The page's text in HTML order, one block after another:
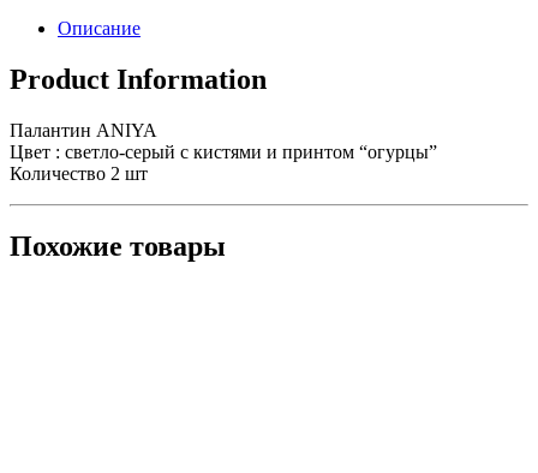
Описание
Product Information
Палантин ANIYA
Цвет : светло-серый с кистями и принтом “огурцы”
Количество 2 шт
Похожие товары